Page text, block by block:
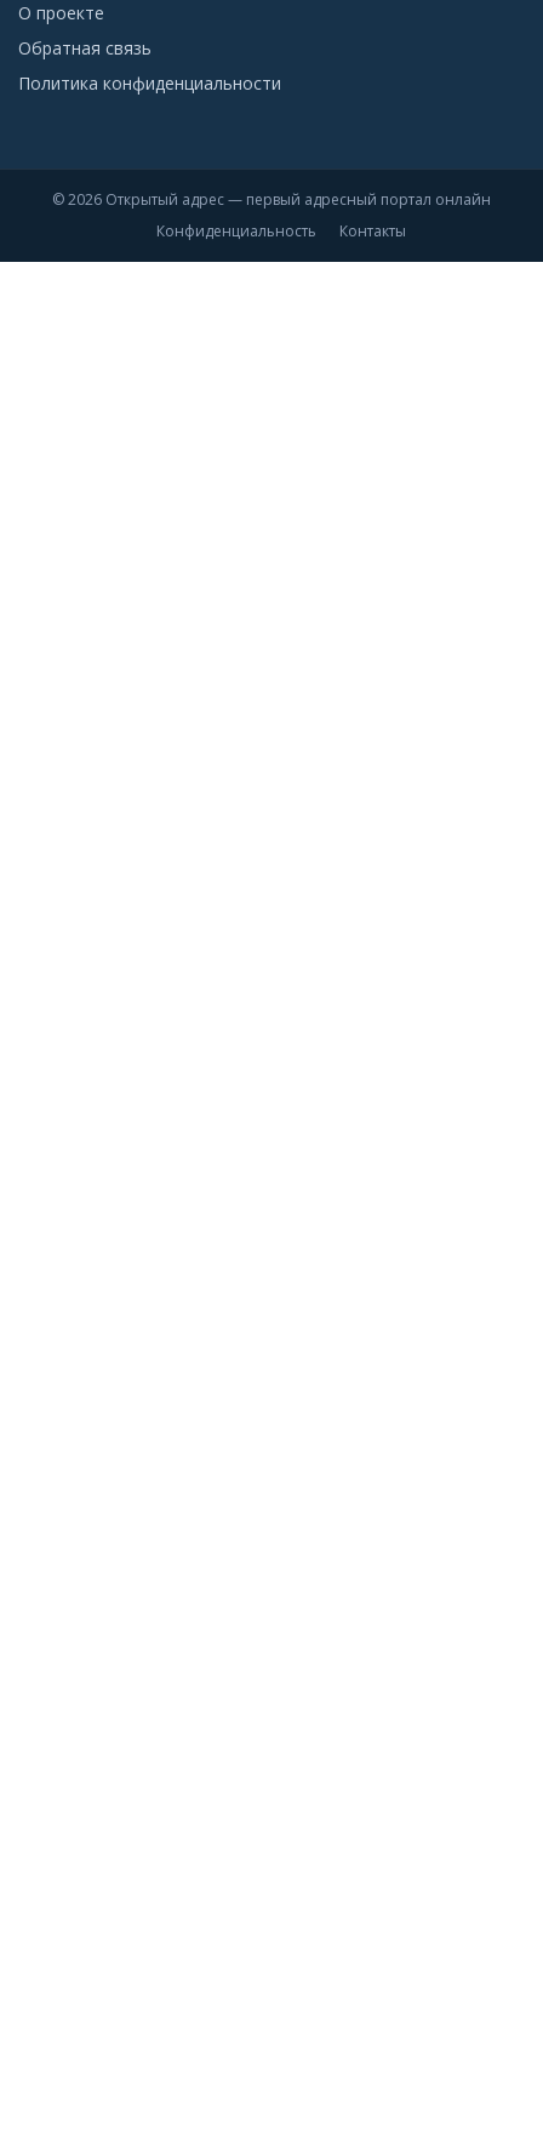
О проекте
Обратная связь
Политика конфиденциальности
© 2026 Открытый адрес — первый адресный портал онлайн
Конфиденциальность
Контакты